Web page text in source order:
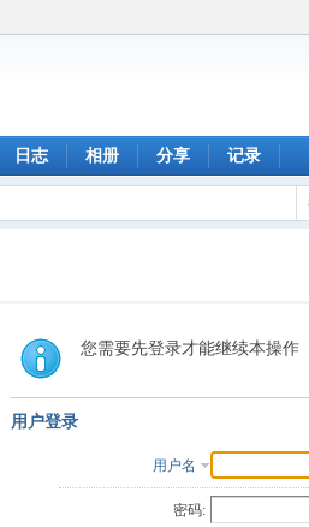
日志 相册 分享 记录
您需要先登录才能继续本操作
用户登录
用户名
密码: